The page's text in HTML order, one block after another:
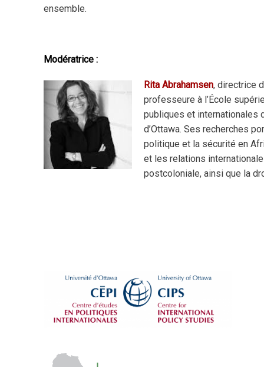
ensemble.
Modératrice :
Rita Abrahamsen, directrice
professeure à l’École
publiques et internationales
d’Ottawa. Ses recherches
politique et la sécurité en
et les relations
postcoloniale, ainsi que la